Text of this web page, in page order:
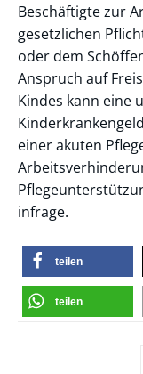
Beschäftigte zur
gesetzlichen
oder dem
Anspruch auf
Kindes kann eine
einer akuten
infrage.
teilen
teilen